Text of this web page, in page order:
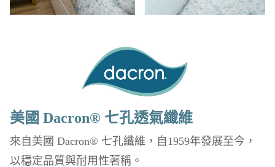
美國 Dacron® 七孔透氣纖維
來自美國 Dacron® 七孔纖維，自1959年發展至今，
以穩定品質與耐用性著稱。